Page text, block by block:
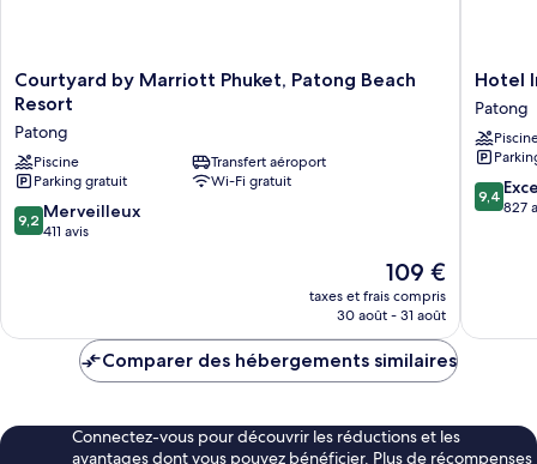
piscine
Courtyard
by
Phuket,
Patong
Beach
Resort
Patong
Courtyard by Marriott Phuket, Patong Beach
Resort
Patong
Piscine
Transfert aéroport
Parking gratuit
Wi-Fi gratuit
9.2
sur
9,2 Merveilleux
411 avis
Le
nouveau
prix
de
109 €
taxes et frais compris
30 août - 31 août
Hotel
Indigo
Phuket
Patong
by
IHG
Patong
Hotel
Patong
9.4
sur
9,4
827
Comparer des hébergements similaires
Connectez-vous pour découvrir les réductions et les
avantages dont vous pouvez bénéficier. Plus de récompenses